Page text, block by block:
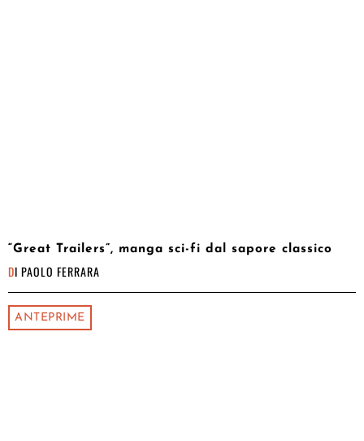
“Great Trailers”, manga sci-fi dal sapore classico
DI PAOLO FERRARA
ANTEPRIME